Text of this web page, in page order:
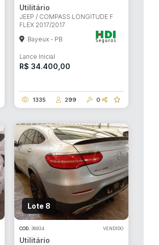
Utilitário
JEEP / COMPASS LONGITUDE F
FLEX 2017/2017
Bayeux - PB
Lance Inicial
R$ 34.400,00
1335 299 0
Lote 8
COD. 38924 VENDIDO
Utilitário